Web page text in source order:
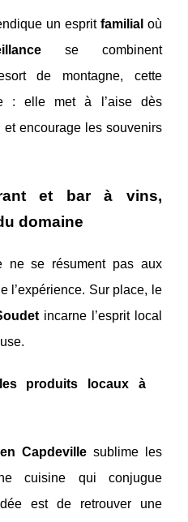
un esprit familial où
se combinent
de montagne, cette
: elle met à l’aise dès
et encourage les souvenirs
et bar à vins,
domaine
ne se résument pas aux
l’expérience. Sur place, le
incarne l’esprit local
produits locaux à
Capdeville sublime les
cuisine qui conjugue
est de retrouver une